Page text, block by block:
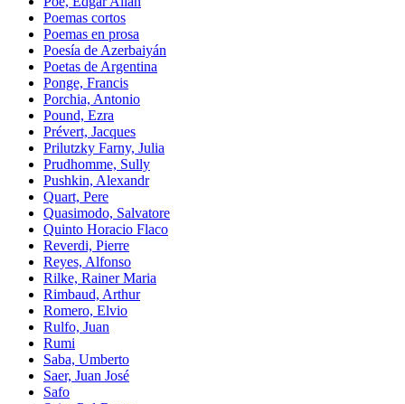
Poemas cortos
Poemas en prosa
Poesía de Azerbaiyán
Poetas de Argentina
Ponge, Francis
Porchia, Antonio
Pound, Ezra
Prévert, Jacques
Prilutzky Farny, Julia
Prudhomme, Sully
Pushkin, Alexandr
Quart, Pere
Quasimodo, Salvatore
Quinto Horacio Flaco
Reverdi, Pierre
Reyes, Alfonso
Rilke, Rainer Maria
Rimbaud, Arthur
Romero, Elvio
Rulfo, Juan
Rumi
Saba, Umberto
Saer, Juan José
Safo